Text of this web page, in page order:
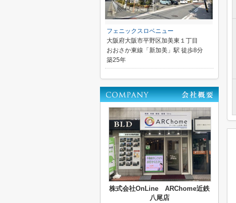
フェニックスロベニュー
大阪府大阪市平野区加美東１丁目
おおさか東線「新加美」駅 徒歩8分
築25年
株式会社OnLine ARChome近鉄
八尾店